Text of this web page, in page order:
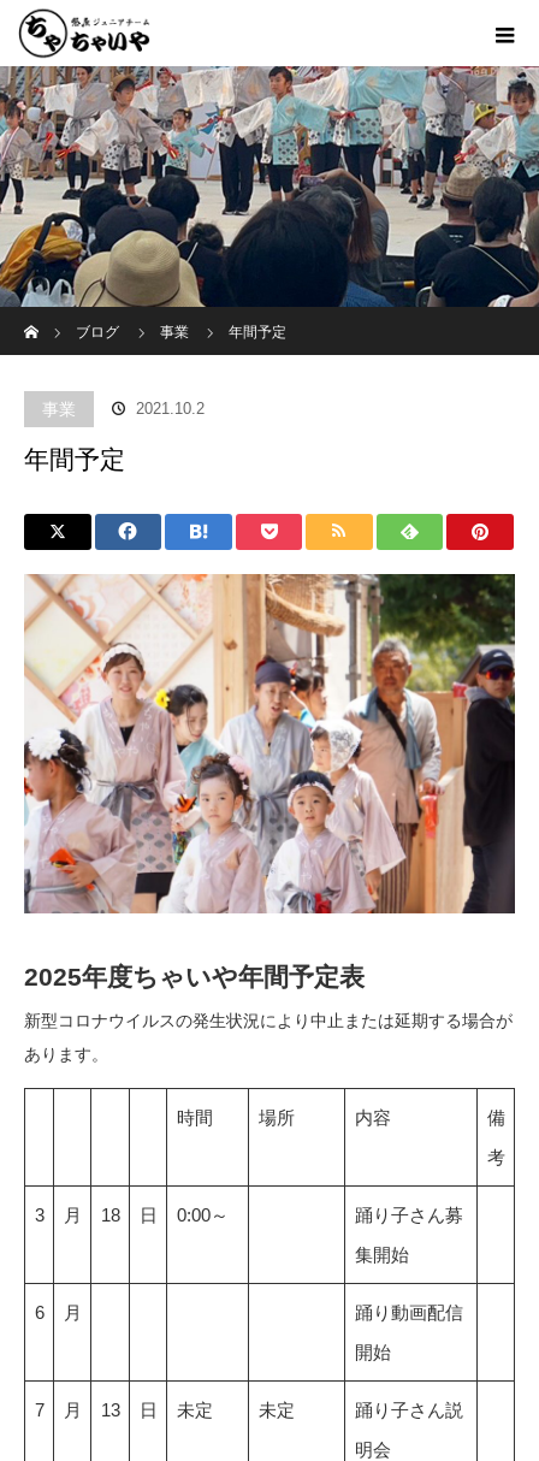
ブログ
事業 年間予定
事業 2021.10.2
年間予定
2025年度ちゃいや年間予定表
新型コロナウイルスの発生状況により中止または延期する場合が
あります。
時間 場所 内容
備
考
3 月 18 日 0:00～
踊り子さん募
集開始
6 月
踊り動画配信
開始
7 月 13 日 未定 未定
踊り子さん説
明会